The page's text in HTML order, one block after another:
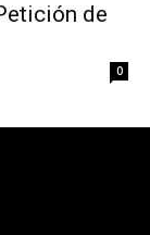
de
0